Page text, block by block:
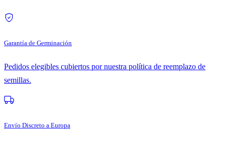
Garantía de Germinación
Pedidos elegibles cubiertos por nuestra política de reemplazo de
semillas.
Envío Discreto a Europa